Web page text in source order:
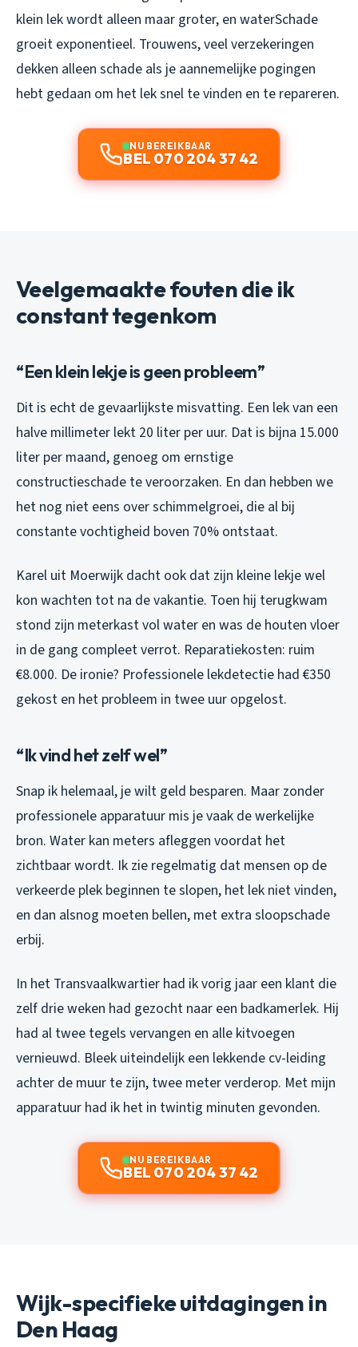
klein lek wordt alleen maar groter, en waterSchade
groeit exponentieel. Trouwens, veel verzekeringen
dekken alleen schade als je aannemelijke pogingen
hebt gedaan om het lek snel te vinden en te repareren.
NU BEREIKBAAR
BEL 070 204 37 42
Veelgemaakte fouten die ik
constant tegenkom
“Een klein lekje is geen probleem”
Dit is echt de gevaarlijkste misvatting. Een lek van een
halve millimeter lekt 20 liter per uur. Dat is bijna 15.000
liter per maand, genoeg om ernstige
constructieschade te veroorzaken. En dan hebben we
het nog niet eens over schimmelgroei, die al bij
constante vochtigheid boven 70% ontstaat.
Karel uit Moerwijk dacht ook dat zijn kleine lekje wel
kon wachten tot na de vakantie. Toen hij terugkwam
stond zijn meterkast vol water en was de houten vloer
in de gang compleet verrot. Reparatiekosten: ruim
€8.000. De ironie? Professionele lekdetectie had €350
gekost en het probleem in twee uur opgelost.
“Ik vind het zelf wel”
Snap ik helemaal, je wilt geld besparen. Maar zonder
professionele apparatuur mis je vaak de werkelijke
bron. Water kan meters afleggen voordat het
zichtbaar wordt. Ik zie regelmatig dat mensen op de
verkeerde plek beginnen te slopen, het lek niet vinden,
en dan alsnog moeten bellen, met extra sloopschade
erbij.
In het Transvaalkwartier had ik vorig jaar een klant die
zelf drie weken had gezocht naar een badkamerlek. Hij
had al twee tegels vervangen en alle kitvoegen
vernieuwd. Bleek uiteindelijk een lekkende cv-leiding
achter de muur te zijn, twee meter verderop. Met mijn
apparatuur had ik het in twintig minuten gevonden.
NU BEREIKBAAR
BEL 070 204 37 42
Wijk-specifieke uitdagingen in
Den Haag